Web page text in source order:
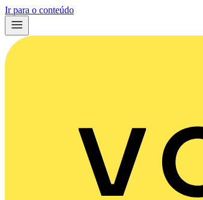
Ir para o conteúdo